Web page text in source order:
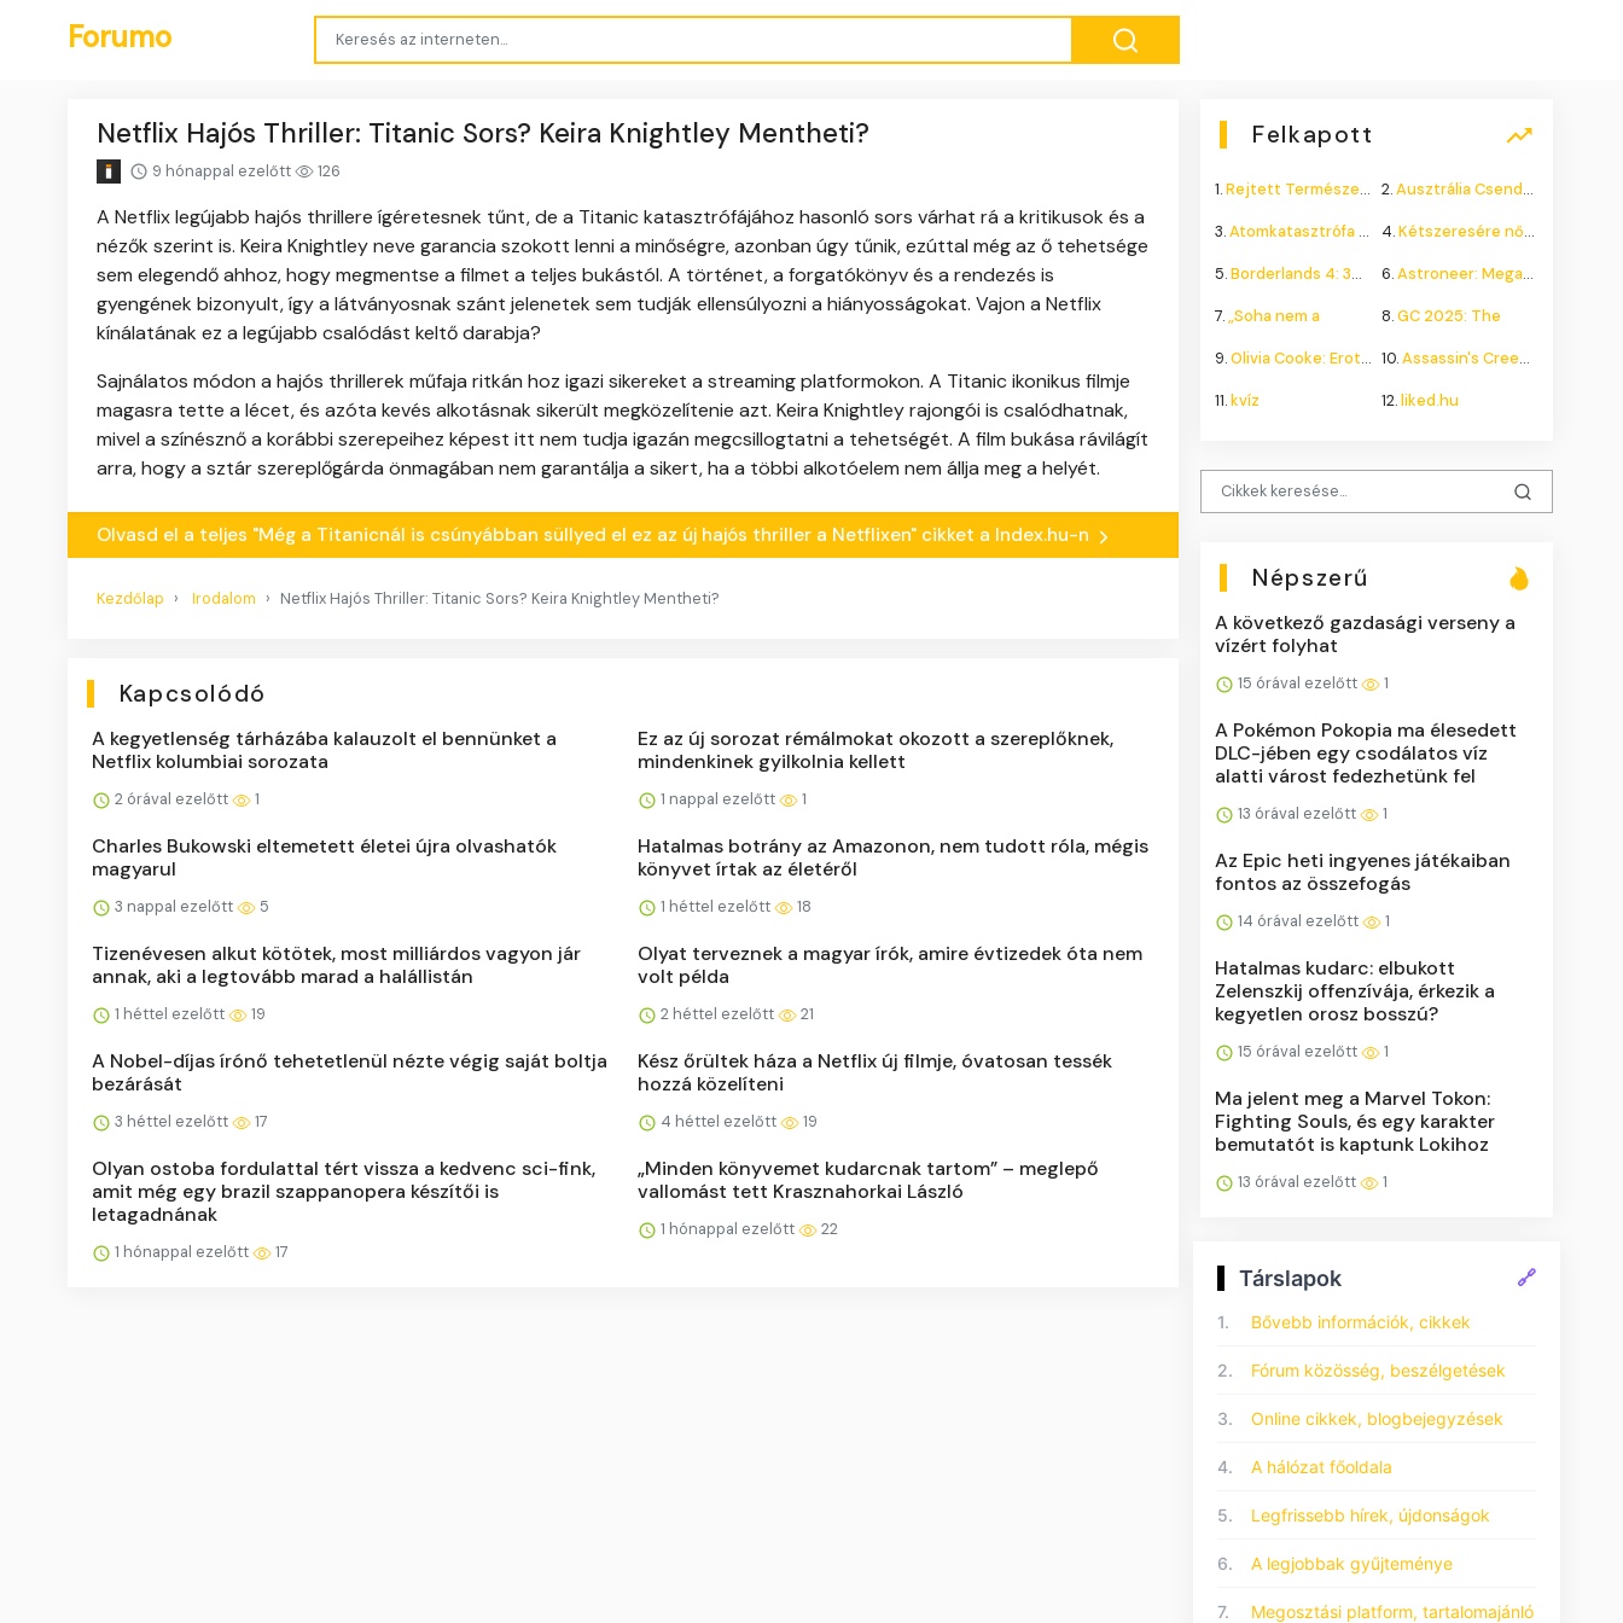
Forumo
Netflix Hajós Thriller: Titanic Sors? Keira Knightley Mentheti?
9 hónappal ezelőtt 126
A Netflix legújabb hajós thrillere ígéretesnek tűnt, de a Titanic katasztrófájához hasonló sors várhat rá a kritikusok és a
nézők szerint is. Keira Knightley neve garancia szokott lenni a minőségre, azonban úgy tűnik, ezúttal még az ő tehetsége
sem elegendő ahhoz, hogy megmentse a filmet a teljes bukástól. A történet, a forgatókönyv és a rendezés is
gyengének bizonyult, így a látványosnak szánt jelenetek sem tudják ellensúlyozni a hiányosságokat. Vajon a Netflix
kínálatának ez a legújabb csalódást keltő darabja?
Sajnálatos módon a hajós thrillerek műfaja ritkán hoz igazi sikereket a streaming platformokon. A Titanic ikonikus filmje
magasra tette a lécet, és azóta kevés alkotásnak sikerült megközelítenie azt. Keira Knightley rajongói is csalódhatnak,
mivel a színésznő a korábbi szerepeihez képest itt nem tudja igazán megcsillogtatni a tehetségét. A film bukása rávilágít
arra, hogy a sztár szereplőgárda önmagában nem garantálja a sikert, ha a többi alkotóelem nem állja meg a helyét.
Olvasd el a teljes "Még a Titanicnál is csúnyábban süllyed el ez az új hajós thriller a Netflixen" cikket a Index.hu-n
Kezdőlap Irodalom Netflix Hajós Thriller: Titanic Sors? Keira Knightley Mentheti?
Kapcsolódó
A kegyetlenség tárházába kalauzolt el bennünket a
Netflix kolumbiai sorozata
2 órával ezelőtt 1
Ez az új sorozat rémálmokat okozott a szereplőknek,
mindenkinek gyilkolnia kellett
1 nappal ezelőtt 1
Charles Bukowski eltemetett életei újra olvashatók
magyarul
3 nappal ezelőtt 5
Hatalmas botrány az Amazonon, nem tudott róla, mégis
könyvet írtak az életéről
1 héttel ezelőtt 18
Tizenévesen alkut kötötek, most milliárdos vagyon jár
annak, aki a legtovább marad a halállistán
1 héttel ezelőtt 19
Olyat terveznek a magyar írók, amire évtizedek óta nem
volt példa
2 héttel ezelőtt 21
A Nobel-díjas írónő tehetetlenül nézte végig saját boltja
bezárását
3 héttel ezelőtt 17
Kész őrültek háza a Netflix új filmje, óvatosan tessék
hozzá közelíteni
4 héttel ezelőtt 19
Olyan ostoba fordulattal tért vissza a kedvenc sci-fink,
amit még egy brazil szappanopera készítői is
letagadnának
1 hónappal ezelőtt 17
„Minden könyvemet kudarcnak tartom” – meglepő
vallomást tett Krasznahorkai László
1 hónappal ezelőtt 22
Felkapott
1.Rejtett Természeti Csoda 2.Ausztrália Csendes Összeomlása
3.Atomkatasztrófa 1985: A 4.Kétszeresére nőhet a
5.Borderlands 4: 300.000+ 6.Astroneer: Megatech DLC
7.„Soha nem a 8.GC 2025: The
9.Olivia Cooke: Erotikus 10.Assassin's Creed Shadows
11.kvíz 12.liked.hu
Népszerű
A következő gazdasági verseny a
vízért folyhat
15 órával ezelőtt 1
A Pokémon Pokopia ma élesedett
DLC-jében egy csodálatos víz
alatti várost fedezhetünk fel
13 órával ezelőtt 1
Az Epic heti ingyenes játékaiban
fontos az összefogás
14 órával ezelőtt 1
Hatalmas kudarc: elbukott
Zelenszkij offenzívája, érkezik a
kegyetlen orosz bosszú?
15 órával ezelőtt 1
Ma jelent meg a Marvel Tokon:
Fighting Souls, és egy karakter
bemutatót is kaptunk Lokihoz
13 órával ezelőtt 1
Társlapok 🔗
1. Bővebb információk, cikkek
2. Fórum közösség, beszélgetések
3. Online cikkek, blogbejegyzések
4. A hálózat főoldala
5. Legfrissebb hírek, újdonságok
6. A legjobbak gyűjteménye
7. Megosztási platform, tartalomajánló